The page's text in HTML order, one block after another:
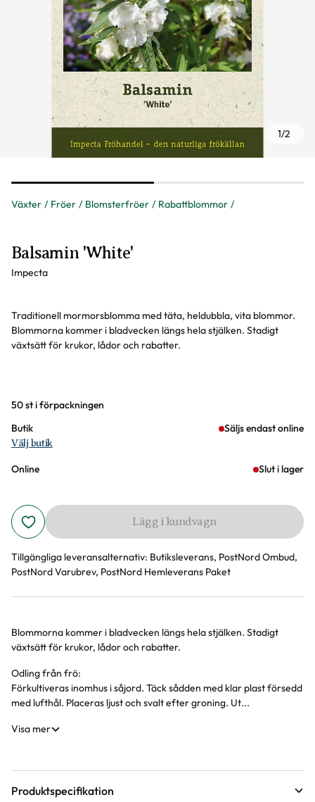
Växter Fröer Blomsterfröer Rabattblommor
1/2
Balsamin 'White'
Impecta
Traditionell mormorsblomma med täta, heldubbla, vita blommor.
Blommorna kommer i bladvecken längs hela stjälken. Stadigt
växtsätt för krukor, lådor och rabatter.
Varianter
50 st i förpackningen
Butik
Säljs endast online
Välj butik
Online Slut i lager
Lägg i kundvagn
Tillgängliga leveransalternativ: Butiksleverans, PostNord Ombud,
PostNord Varubrev, PostNord Hemleverans Paket
Produktinformation
Blommorna kommer i bladvecken längs hela stjälken. Stadigt
växtsätt för krukor, lådor och rabatter.
Odling från frö:
Förkultiveras inomhus i såjord. Täck sådden med klar plast försedd
med lufthål. Placeras ljust och svalt efter groning. Ut...
Visa mer
Produktspecifikation